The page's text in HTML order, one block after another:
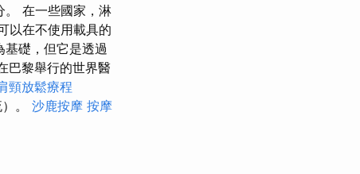
。 在一些國家，淋
以在不使用載具的
礎，但它是透過
巴黎舉行的世界醫
頸放鬆療程
。 沙鹿按摩 按摩